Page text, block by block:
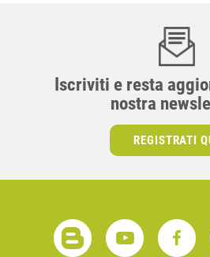
Iscriviti e resta
nostra
REGISTRATI